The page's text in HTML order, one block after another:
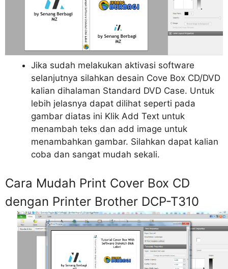
Jika sudah melakukan aktivasi software
selanjutnya silahkan desain Cove Box CD/DVD
kalian dihalaman Standard DVD Case. Untuk
lebih jelasnya dapat dilihat seperti pada
gambar diatas ini Klik Add Text untuk
menambah teks dan add image untuk
menambahkan gambar. Silahkan dapat kalian
coba dan sangat mudah sekali.
Cara Mudah Print Cover Box CD
dengan Printer Brother DCP-T310